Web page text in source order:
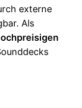
externe
Als